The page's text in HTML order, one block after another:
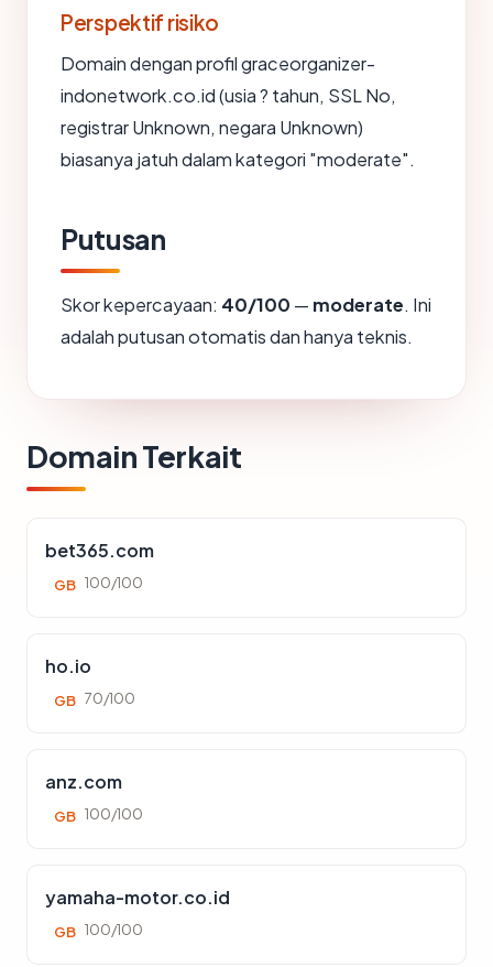
Perspektif risiko
Domain dengan profil graceorganizer-
indonetwork.co.id (usia ? tahun, SSL No,
registrar Unknown, negara Unknown)
biasanya jatuh dalam kategori "moderate".
Putusan
Skor kepercayaan: 40/100 — moderate. Ini
adalah putusan otomatis dan hanya teknis.
Domain Terkait
bet365.com
GB 100/100
ho.io
GB 70/100
anz.com
GB 100/100
yamaha-motor.co.id
GB 100/100